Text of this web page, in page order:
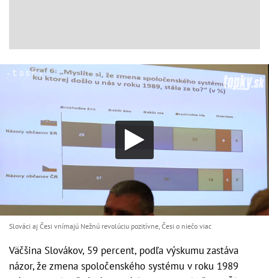
Slováci aj Česi vnímajú Nežnú revolúciu pozitívne, Česi o niečo viac
Väčšina Slovákov, 59 percent, podľa výskumu zastáva
názor, že zmena spoločenského systému v roku 1989